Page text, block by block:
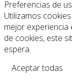
Preferencias de
Utilizamos
mejor experiencia
de cookies, este
espera.
Aceptar todas